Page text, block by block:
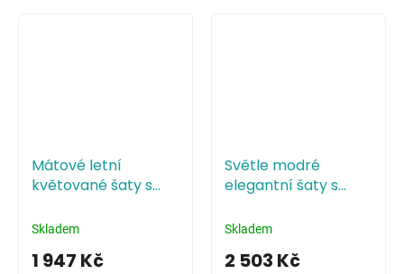
Mátové letní
květované šaty s
Skladem
1 947 Kč
Světle modré
elegantní šaty s
živůtkem
Skladem
2 503 Kč